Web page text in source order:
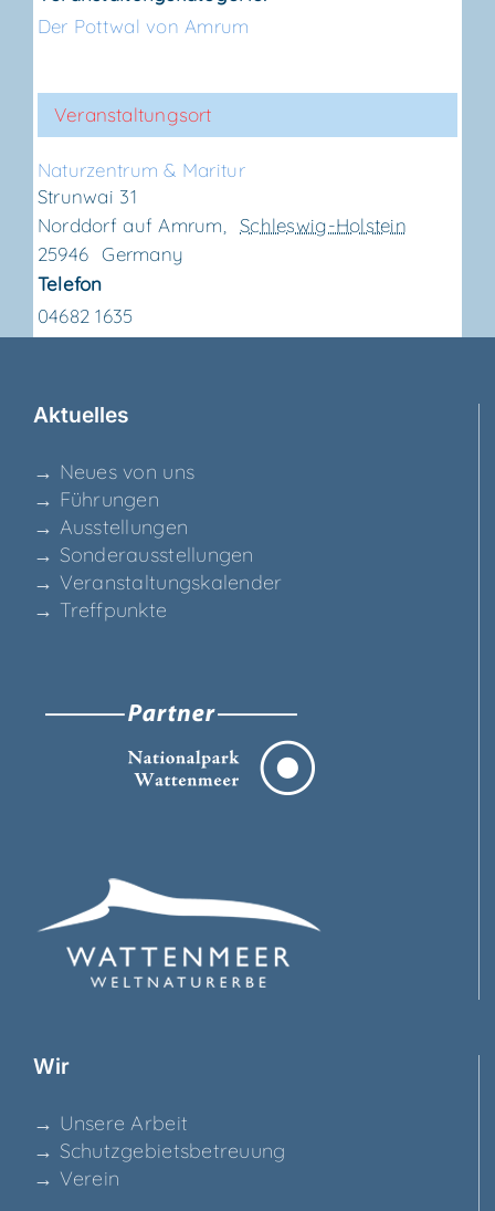
Der Pottwal von Amrum
Veranstaltungsort
Natur­zen­trum & Maritur
Strunwai 31
Norddorf auf Amrum
Schleswig-Holstein
25946 Germany
Telefon
04682 1635
Aktu­el­les
→ Neu­es von uns
→ Füh­run­gen
→ Aus­stel­lun­gen
→ Son­der­aus­stel­lun­gen
→ Ver­an­stal­tungs­ka­len­der
→ Treff­punk­te
Wir
→ Unse­re Arbeit
→ Schutz­ge­biets­be­treu­ung
→ Ver­ein